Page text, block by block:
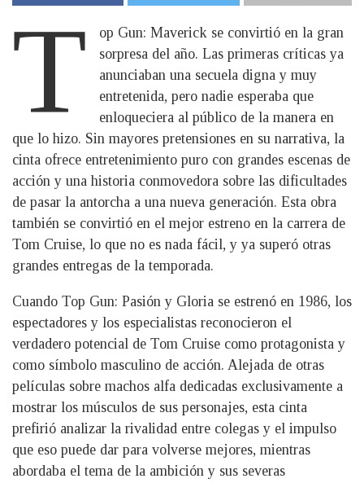
T
op Gun: Maverick se convirtió en la gran
sorpresa del año. Las primeras críticas ya
anunciaban una secuela digna y muy
entretenida, pero nadie esperaba que
enloqueciera al público de la manera en
que lo hizo. Sin mayores pretensiones en su narrativa, la
cinta ofrece entretenimiento puro con grandes escenas de
acción y una historia conmovedora sobre las dificultades
de pasar la antorcha a una nueva generación. Esta obra
también se convirtió en el mejor estreno en la carrera de
Tom Cruise, lo que no es nada fácil, y ya superó otras
grandes entregas de la temporada.
Cuando Top Gun: Pasión y Gloria se estrenó en 1986, los
espectadores y los especialistas reconocieron el
verdadero potencial de Tom Cruise como protagonista y
como símbolo masculino de acción. Alejada de otras
películas sobre machos alfa dedicadas exclusivamente a
mostrar los músculos de sus personajes, esta cinta
prefirió analizar la rivalidad entre colegas y el impulso
que eso puede dar para volverse mejores, mientras
abordaba el tema de la ambición y sus severas